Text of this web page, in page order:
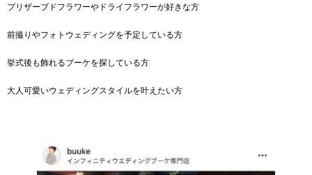
プリザーブドフラワーやドライフラワーが好きな方
前撮りやフォトウェディングを予定している方
挙式後も飾れるブーケを探している方
大人可愛いウェディングスタイルを叶えたい方